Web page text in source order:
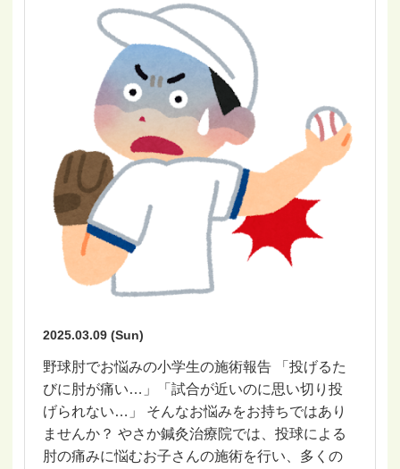
2025.03.09 (Sun)
野球肘でお悩みの小学生の施術報告 「投げるた
びに肘が痛い…」「試合が近いのに思い切り投
げられない…」 そんなお悩みをお持ちではあり
ませんか？ やさか鍼灸治療院では、投球による
肘の痛みに悩むお子さんの施術を行い、多くの